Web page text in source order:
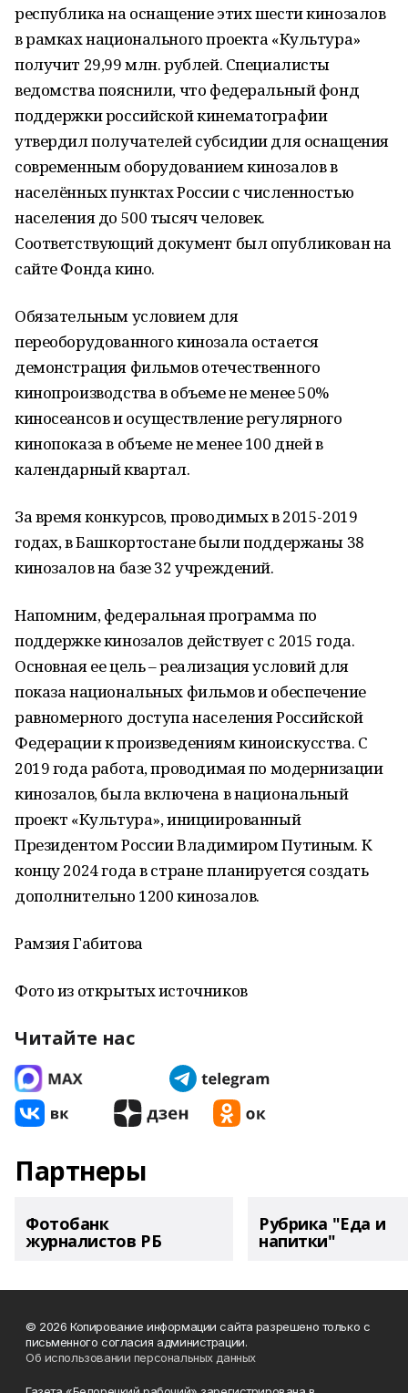
республика на оснащение этих шести кинозалов
в рамках национального проекта «Культура»
получит 29,99 млн. рублей. Специалисты
ведомства пояснили, что федеральный фонд
поддержки российской кинематографии
утвердил получателей субсидии для оснащения
современным оборудованием кинозалов в
населённых пунктах России с численностью
населения до 500 тысяч человек.
Соответствующий документ был опубликован на
сайте Фонда кино.
Обязательным условием для
переоборудованного кинозала остается
демонстрация фильмов отечественного
кинопроизводства в объеме не менее 50%
киносеансов и осуществление регулярного
кинопоказа в объеме не менее 100 дней в
календарный квартал.
За время конкурсов, проводимых в 2015-2019
годах, в Башкортостане были поддержаны 38
кинозалов на базе 32 учреждений.
Напомним, федеральная программа по
поддержке кинозалов действует с 2015 года.
Основная ее цель – реализация условий для
показа национальных фильмов и обеспечение
равномерного доступа населения Российской
Федерации к произведениям киноискусства. С
2019 года работа, проводимая по модернизации
кинозалов, была включена в национальный
проект «Культура», инициированный
Президентом России Владимиром Путиным. К
концу 2024 года в стране планируется создать
дополнительно 1200 кинозалов.
Рамзия Габитова
Фото из открытых источников
Читайте нас
Партнеры
Фотобанк
журналистов РБ
Рубрика "Еда и
напитки"
© 2026 Копирование информации сайта разрешено только с
письменного согласия администрации.
Об использовании персональных данных